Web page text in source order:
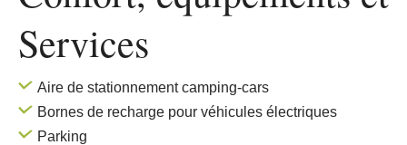
Services
Aire de stationnement camping-cars
Bornes de recharge pour véhicules électriques
Parking